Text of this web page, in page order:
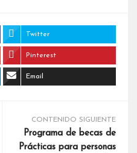
Twitter
Pinterest
Email
CONTENIDO SIGUIENTE
Programa de becas de
Prácticas para personas